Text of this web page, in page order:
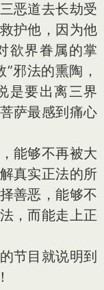
恶道去长劫受
护他，因为他
欲界眷属的掌
邪法的熏陶，
是要出离三界
萨最感到痛心
能够不再被大
真实正法的所
善恶，能够不
，而能走上正
节目就说明到